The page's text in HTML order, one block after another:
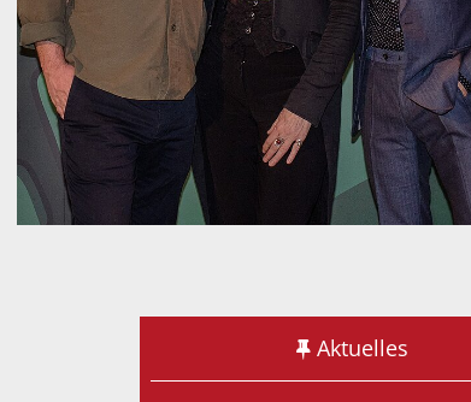
Aktuelles